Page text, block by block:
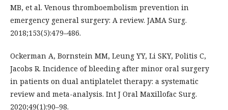
MB, et al. Venous thromboembolism prevention in
emergency general surgery: A review. JAMA Surg.
2018;153(5):479–486.
Ockerman A, Bornstein MM, Leung YY, Li SKY, Politis C,
Jacobs R. Incidence of bleeding after minor oral surgery
in patients on dual antiplatelet therapy: a systematic
review and meta-analysis. Int J Oral Maxillofac Surg.
2020;49(1):90–98.